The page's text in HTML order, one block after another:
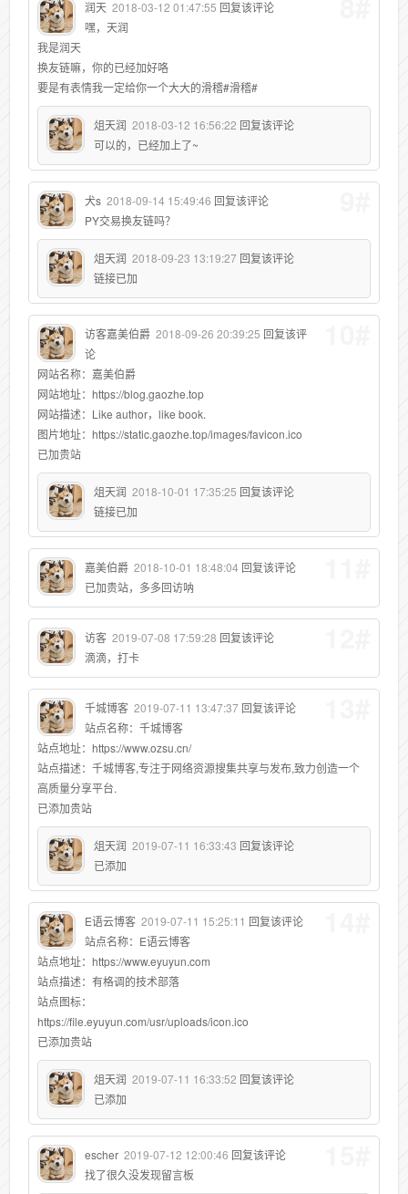
润天 2018-03-12 01:47:55 回复该评论
嘿，天润
我是润天
换友链嘛，你的已经加好咯
要是有表情我一定给你一个大大的滑稽#滑稽#
俎天润 2018-03-12 16:56:22 回复该评论
可以的，已经加上了~
犬s 2018-09-14 15:49:46 回复该评论
PY交易换友链吗？
俎天润 2018-09-23 13:19:27 回复该评论
链接已加
访客嘉美伯爵 2018-09-26 20:39:25 回复该评
论
网站名称：嘉美伯爵
网站地址：https://blog.gaozhe.top
网站描述：Like author，like book.
图片地址：https://static.gaozhe.top/images/favicon.ico
已加贵站
俎天润 2018-10-01 17:35:25 回复该评论
链接已加
嘉美伯爵 2018-10-01 18:48:04 回复该评论
已加贵站，多多回访呐
访客 2019-07-08 17:59:28 回复该评论
滴滴，打卡
千城博客 2019-07-11 13:47:37 回复该评论
站点名称：千城博客
站点地址：https://www.ozsu.cn/
站点描述：千城博客,专注于网络资源搜集共享与发布,致力创造一个
高质量分享平台.
已添加贵站
俎天润 2019-07-11 16:33:43 回复该评论
已添加
E语云博客 2019-07-11 15:25:11 回复该评论
站点名称：E语云博客
站点地址：https://www.eyuyun.com
站点描述：有格调的技术部落
站点图标：
https://file.eyuyun.com/usr/uploads/icon.ico
已添加贵站
俎天润 2019-07-11 16:33:52 回复该评论
已添加
escher 2019-07-12 12:00:46 回复该评论
找了很久没发现留言板